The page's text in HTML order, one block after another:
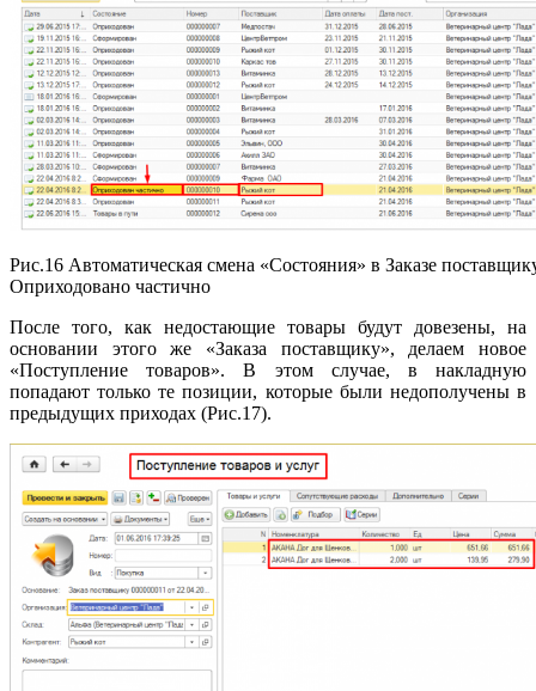
Рис.16 Автоматическая смена «Состояния» в Заказе
Оприходовано частично
После того, как недостающие товары будут довезены, на
основании этого же «Заказа поставщику», делаем новое
«Поступление товаров». В этом случае, в накладную
попадают только те позиции, которые были недополучены в
предыдущих приходах (Рис.17).